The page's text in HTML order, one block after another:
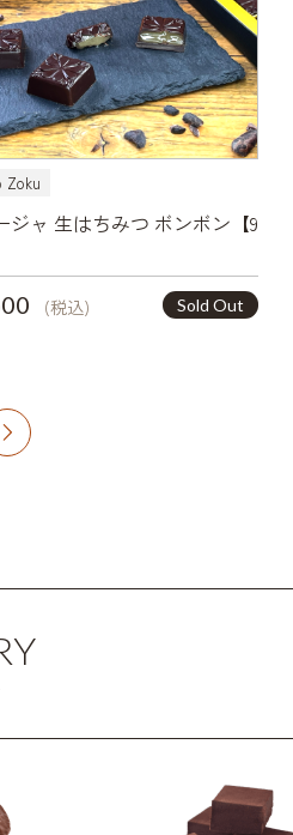
Zoku
ジャ 生はちみつ ボンボン【9
(税込) Sold Out
